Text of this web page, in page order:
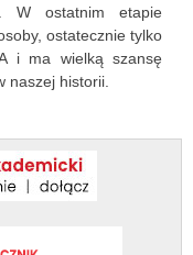
W ostatnim etapie
ostatecznie tylko
i ma wielką szansę
naszej historii.